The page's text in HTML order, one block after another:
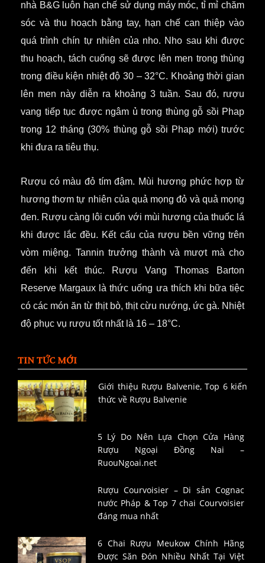
nhà B&G luôn hạn chế sử dụng máy móc, tỉ mỉ chăm
sóc và thu hoạch bằng tay, hạn chế can thiệp vào
quá trình chín tự nhiên của nho. Nho sau khi được
thu hoạch, tách cuống sẽ được lên men trong thùng
trong điều kiện nhiệt độ 30 – 32°C. Khoảng thời gian
lên men này diễn ra khoảng 3 tuần. Sau đó, rượu
vang tiếp tục được ngâm ủ trong thùng gỗ sồi Phap
trong 12 tháng (30% thùng gỗ sồi Phap mới) trước
khi đưa ra tiêu thụ.
Rượu có màu đỏ tím đậm. Mùi hương phức hợp từ
hương thơm tự nhiên của quả mọng đỏ và quả mọng
đen. Rượu càng lôi cuốn với mùi hương của thuốc lá
khi được lắc đều. Kết cấu của rượu bền vững trên
vòm miệng. Tannin trưởng thành và mượt mà cho
đến khi kết thúc. Rượu Vang Thomas Barton
Reserve Margaux là thức uống ưa thích khi bữa tiệc
có các món ăn từ thịt bò, thịt cừu nướng, ức gà. Nhiệt
độ phục vụ rượu tốt nhất là 16 – 18°C.
TIN TỨC MỚI
Giới thiệu Rượu Balvenie, Top 6 kiến
thức về Rượu Balvenie
5 Lý Do Nên Lựa Chọn Cửa Hàng
Rượu Ngoại Đồng Nai –
RuouNgoai.net
Rượu Courvoisier – Di sản Cognac
nước Pháp & Top 7 chai Courvoisier
đáng mua nhất
6 Chai Rượu Meukow Chính Hãng
Được Săn Đón Nhiều Nhất Tại Việt